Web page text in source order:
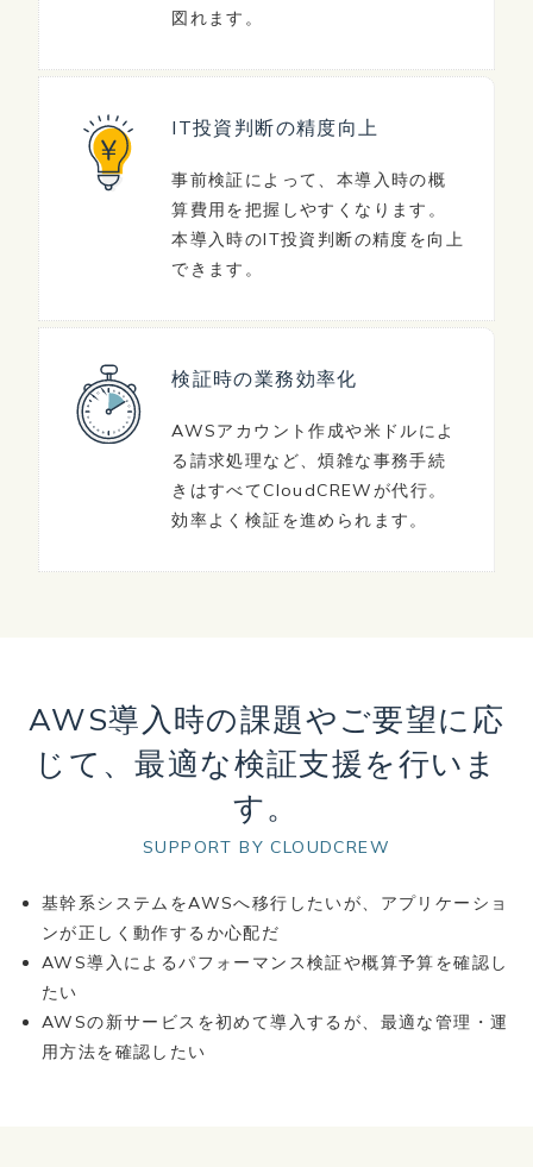
図れます。
IT投資判断の精度向上
事前検証によって、本導入時の概
算費用を把握しやすくなります。
本導入時のIT投資判断の精度を向上
できます。
検証時の業務効率化
AWSアカウント作成や米ドルによ
る請求処理など、煩雑な事務手続
きはすべてCloudCREWが代行。
効率よく検証を進められます。
AWS導入時の課題やご要望に応
じて、最適な検証支援を行いま
す。
SUPPORT BY CLOUDCREW
基幹系システムをAWSへ移行したいが、アプリケーショ
ンが正しく動作するか心配だ
AWS導入によるパフォーマンス検証や概算予算を確認し
たい
AWSの新サービスを初めて導入するが、最適な管理・運
用方法を確認したい